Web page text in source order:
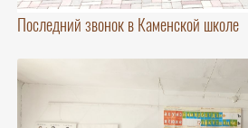
Последний звонок в Каменской школе